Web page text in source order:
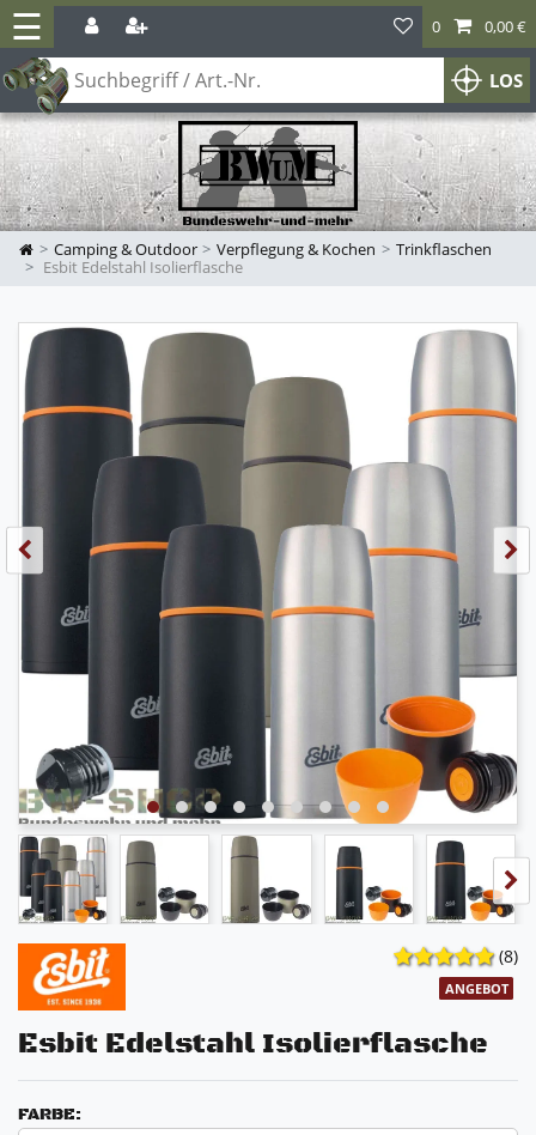
☰
LOS
0 0,00 €
Camping & Outdoor Verpflegung & Kochen
Trinkflaschen
Esbit Edelstahl Isolierflasche
(8)
ANGEBOT
Esbit Edelstahl Isolierflasche
FARBE: